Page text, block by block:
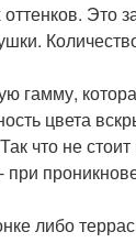
Это
гамму,
цвета
что не
при
либо